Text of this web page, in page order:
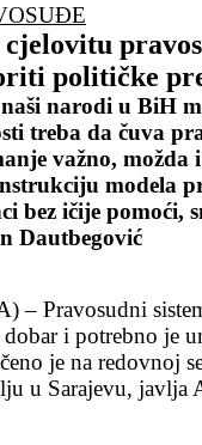
političke
narodi u BiH
treba da čuva
važno, možda
modela
bez ičije pomoći,
Dautbegović
– Pravosudni
i potrebno je
je na redovnoj
u Sarajevu, javlja